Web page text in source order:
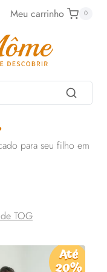
Meu carrinho 0
Até
20%
para seu filho em
TOG